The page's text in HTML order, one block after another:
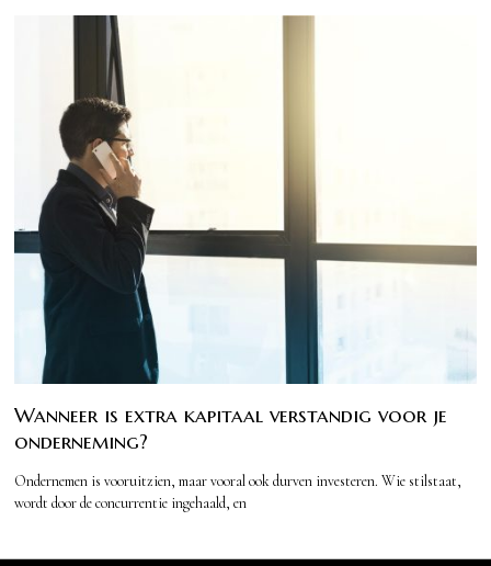
Wanneer is extra kapitaal verstandig voor je
onderneming?
Ondernemen is vooruitzien, maar vooral ook durven investeren. Wie stilstaat,
wordt door de concurrentie ingehaald, en